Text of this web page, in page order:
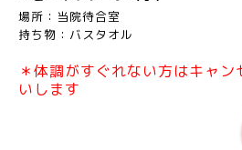
場所：当院待合室
持ち物：バスタオル
＊体調がすぐれない方はキャ
いします